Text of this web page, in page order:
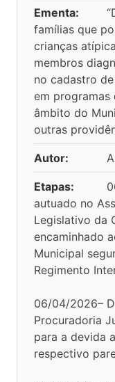
Ementa:
famílias que
crianças
membros
no cadastro
em programas
âmbito do
outras
Autor:
Etapas:
autuado no
Legislativo da
encaminhado
Municipal
Regimento
06/04/2026–
Procuradoria
para a devida
respectivo